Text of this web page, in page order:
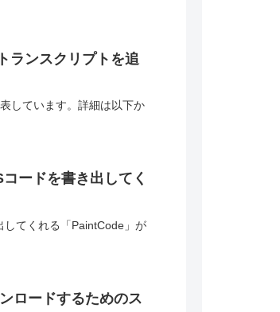
ランスクリプトを追
しています。詳細は以下か
ードを書き出してく
してくれる「PaintCode」が
ロードするためのス